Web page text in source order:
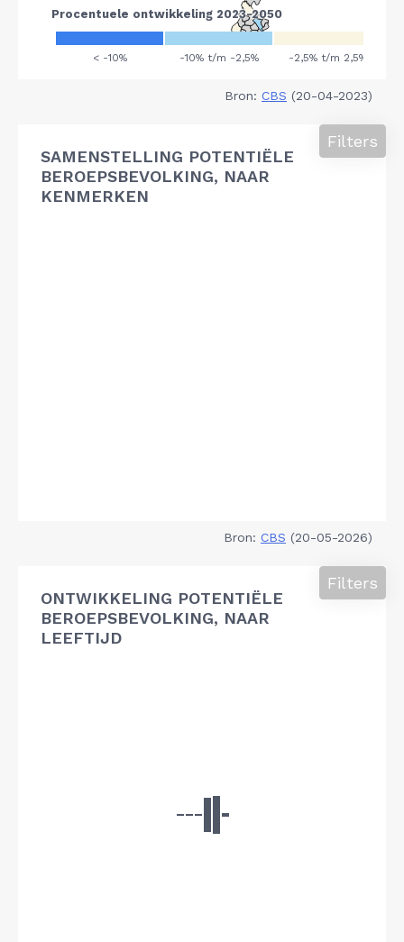
Bron: CBS (20-04-2023)
SAMENSTELLING POTENTIËLE
BEROEPSBEVOLKING, NAAR
KENMERKEN
Filters
Bron: CBS (20-05-2026)
ONTWIKKELING POTENTIËLE
BEROEPSBEVOLKING, NAAR
LEEFTIJD
Filters